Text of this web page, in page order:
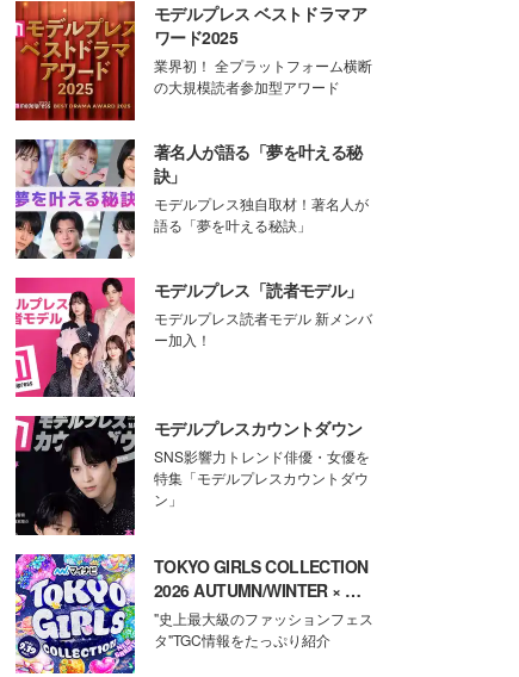
モデルプレス ベストドラマア
ワード2025
業界初！ 全プラットフォーム横断
の大規模読者参加型アワード
著名人が語る「夢を叶える秘
訣」
モデルプレス独自取材！著名人が
語る「夢を叶える秘訣」
モデルプレス「読者モデル」
モデルプレス読者モデル 新メンバ
ー加入！
モデルプレスカウントダウン
SNS影響力トレンド俳優・女優を
特集「モデルプレスカウントダウ
ン」
TOKYO GIRLS COLLECTION
2026 AUTUMN/WINTER × モ
デルプレス
"史上最大級のファッションフェス
タ"TGC情報をたっぷり紹介